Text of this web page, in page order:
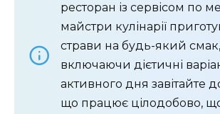
ресторан із сервісом по
майстри кулінарії
страви на будь-який смак,
включаючи дієтичні
активного дня завітайте
що працює цілодобово,